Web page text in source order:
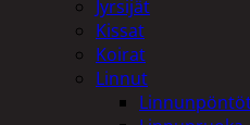
Jyrsijät
Kissat
Koirat
Linnut